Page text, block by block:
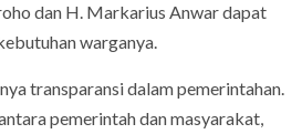
dan H. Markarius Anwar dapat
warganya.
transparansi dalam pemerintahan.
pemerintah dan masyarakat,